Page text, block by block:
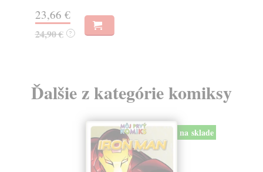
23,66 €
24,90 € ?
Ďalšie z kategórie komiksy
na sklade